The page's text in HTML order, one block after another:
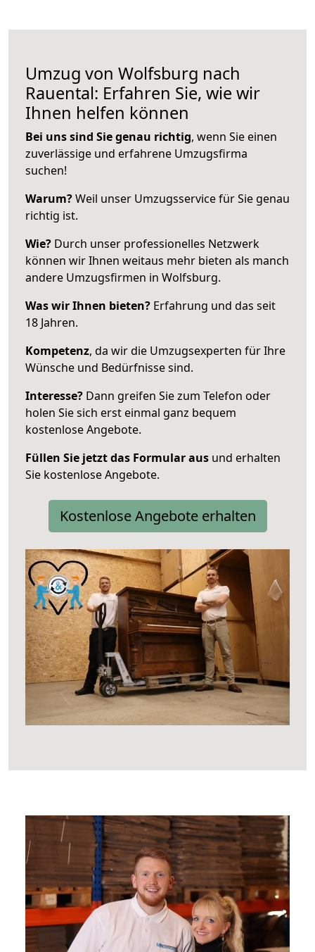
Umzug von Wolfsburg nach
Rauental: Erfahren Sie, wie wir
Ihnen helfen können
Bei uns sind Sie genau richtig, wenn Sie einen
zuverlässige und erfahrene Umzugsfirma
suchen!
Warum?Weil unser Umzugsservice für Sie genau
richtig ist.
Wie? Durch unser professionelles Netzwerk
können wir Ihnen weitaus mehr bieten als manch
andere Umzugsfirmen in Wolfsburg.
Was wir Ihnen bieten? Erfahrung und das seit
18 Jahren.
Kompetenz, da wir die Umzugsexperten für Ihre
Wünsche und Bedürfnisse sind.
Interesse? Dann greifen Sie zum Telefon oder
holen Sie sich erst einmal ganz bequem
kostenlose Angebote.
Füllen Sie jetzt das Formular aus und erhalten
Sie kostenlose Angebote.
Kostenlose Angebote erhalten